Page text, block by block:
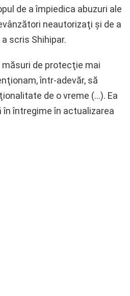
de a împiedica abuzuri ale
neautorizaţi şi de a
scris Shihipar.
de protecţie mai
într-adevăr, să
de o vreme (…). Ea
întregime în actualizarea